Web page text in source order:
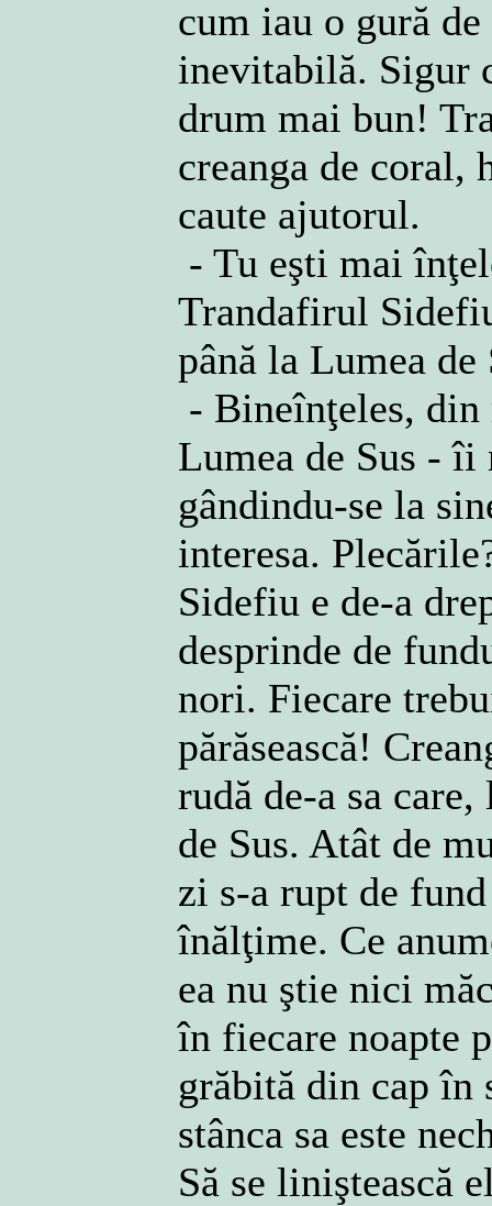
cum iau o gură
inevitabilă. Sigur
drum mai bun!
creanga de coral,
caute ajutorul.
- Tu eşti mai
Trandafirul
până la Lumea de
- Bineînţeles,
Lumea de Sus - îi
gândindu-se la
interesa.
Sidefiu e de-a
desprinde de
nori. Fiecare
părăsească!
rudă de-a sa
de Sus. Atât de
zi s-a rupt de
înălţime. Ce
ea nu ştie nici
în fiecare noapte
grăbită din cap în
stânca sa este
Să se liniştească